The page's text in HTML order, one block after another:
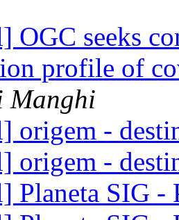
OGC seeks
profile of
Manghi
origem -
origem -
Planeta SIG -